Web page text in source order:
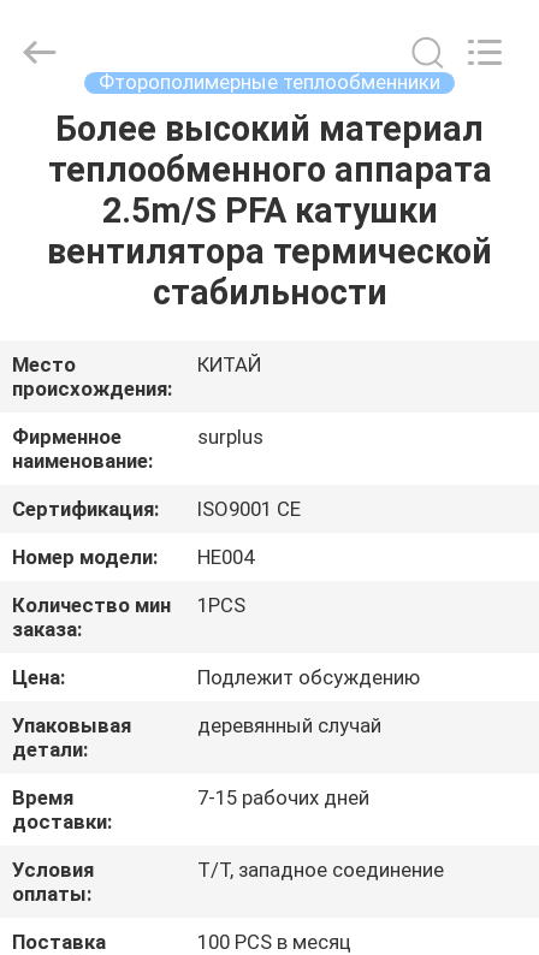
ДОМОЙ
ПРОДУКТЫ
ЭКСКУРСИЯ
ПО
ЗАВОДУ
КОНТРОЛЬ
КАЧЕСТВА
СВЯЖИТЕСЬ
С
НАМИ
НОВОСТИ
ЗАПРОСИТЕ
Limited.
Фторополимерные теплообменники
Более высокий материал
теплообменного аппарата
2.5m/S PFA катушки
вентилятора термической
стабильности
Место
происхождения:
КИТАЙ
Фирменное
наименование:
surplus
Сертификация:
ISO9001 CE
Номер модели:
HE004
Количество мин
заказа:
1PCS
Цена:
Подлежит обсуждению
Упаковывая
детали:
деревянный случай
Время
доставки:
7-15 рабочих дней
Условия
оплаты:
T/T, западное соединение
Поставка
100 PCS в месяц